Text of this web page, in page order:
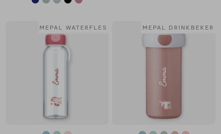
MEPAL WATERFLES MEPAL DRINKBEKER